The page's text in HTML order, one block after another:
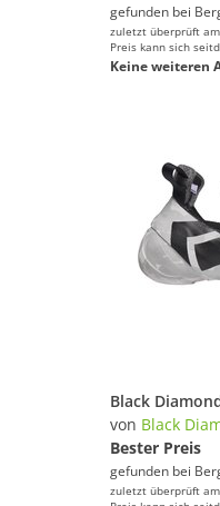
gefunden bei
zuletzt überprüft
Preis kann sich
Keine weiteren
von Black
Bester Preis
gefunden bei
zuletzt überprüft